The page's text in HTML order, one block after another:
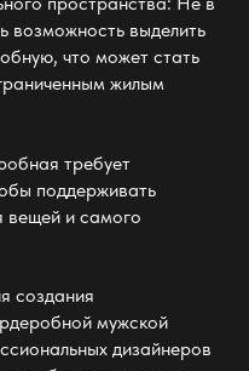
возможность выделить
что может стать
жилым
требует
поддерживать
вещей и самого
создания
мужской
дизайнеров